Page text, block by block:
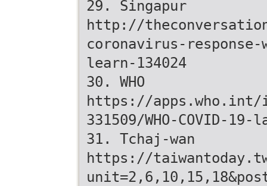
29. Singapur
http://
coronavirus-
learn-134024
30. WHO
https://apps.who.int/
331509/WHO-COVID-
31. Tchaj-wan
https://